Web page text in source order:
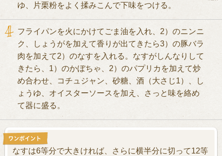
ゆ、片栗粉をよく揉みこんで下味をつける。
フライパンを火にかけてごま油を入れ、2）のニンニ
ク、しょうがを加えて香りが出てきたら3）の豚バラ
肉を加えて2）のなすを入れる。なすがしんなりして
きたら、1）のかぼちゃ、2）のパプリカを加えて炒
め合わせ、コチュジャン、砂糖、酒（大さじ1）、し
ょうゆ、オイスターソースを加え、さっと味を絡め
て器に盛る。
なすは6等分で大きければ、さらに横半分に切って12等